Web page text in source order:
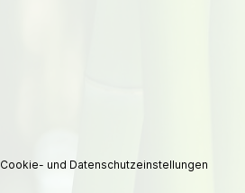
Cookie- und Datenschutzeinstellungen